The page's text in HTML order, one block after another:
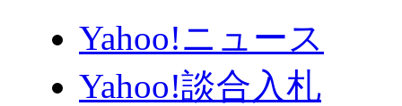
Yahoo!ニュース
Yahoo!談合入札